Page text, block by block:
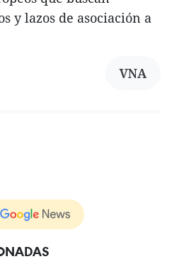
y lazos de asociación a
VNA